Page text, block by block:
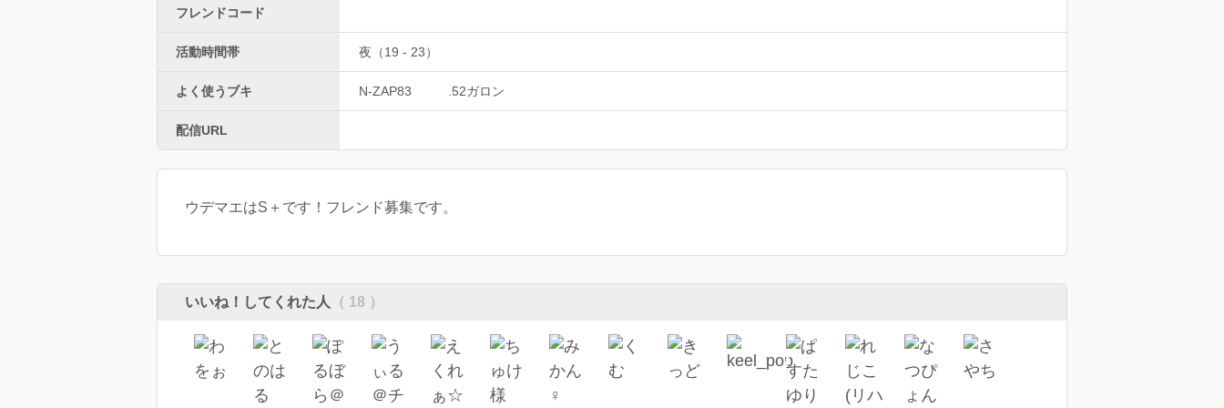
フレンドコード
活動時間帯 夜（19 - 23）
よく使うブキ N-ZAP83 .52ガロン
配信URL
ウデマエはS＋です！フレンド募集です。
いいね！してくれた人 （ 18 ）